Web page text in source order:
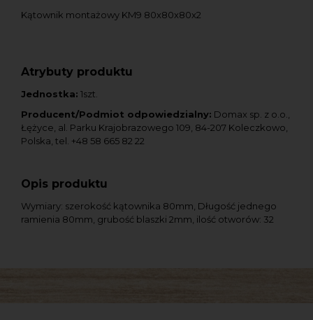
Kątownik montażowy KM9 80x80x80x2
Atrybuty produktu
Jednostka: 1szt.
Producent/Podmiot odpowiedzialny: Domax sp. z o.o.,
Łężyce, al. Parku Krajobrazowego 109, 84-207 Koleczkowo,
Polska, tel. +48 58 665 82 22
Opis produktu
Wymiary: szerokość kątownika 80mm, Długość jednego
ramienia 80mm, grubość blaszki 2mm, ilość otworów: 32